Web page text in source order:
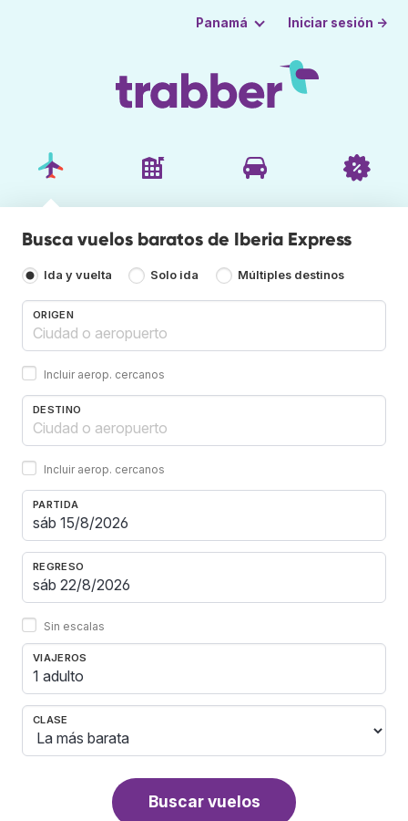
Panamá Iniciar sesión →
Busca vuelos baratos de Iberia Express
Ida y vuelta Solo ida Múltiples destinos
ORIGEN
Incluir aerop. cercanos
DESTINO
Incluir aerop. cercanos
PARTIDA
REGRESO
Sin escalas
VIAJEROS
1 adulto
CLASE
Buscar vuelos